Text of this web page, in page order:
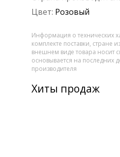
Цвет: Розовый
Информация о технических
комплекте поставки, стране
внешнем виде товара носит
основывается на последних
производителя
Хиты продаж